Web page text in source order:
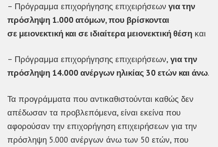
– Πρόγραμμα επιχορήγησης επιχειρήσεων για την
πρόσληψη 1.000 ατόμων, που βρίσκονται
σε μειονεκτική και σε ιδιαίτερα μειονεκτική θέση και
– Πρόγραμμα επιχορήγησης επιχειρήσεων, για την
πρόσληψη 14.000 ανέργων ηλικίας 30 ετών και άνω.
Τα προγράμματα που αντικαθιστούνται καθώς δεν
απέδωσαν τα προβλεπόμενα, είναι εκείνα που
αφορούσαν την επιχορήγηση επιχειρήσεων για την
πρόσληψη 5.000 ανέργων άνω των 50 ετών, που